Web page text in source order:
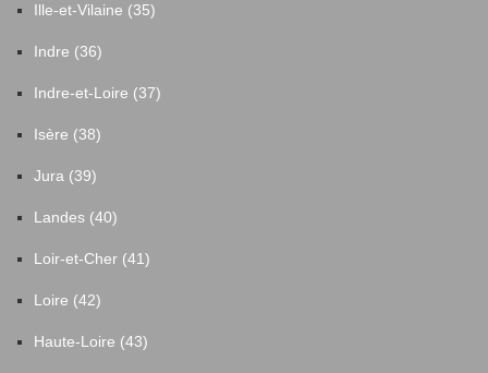
Ille-et-Vilaine (35)
Indre (36)
Indre-et-Loire (37)
Isère (38)
Jura (39)
Landes (40)
Loir-et-Cher (41)
Loire (42)
Haute-Loire (43)